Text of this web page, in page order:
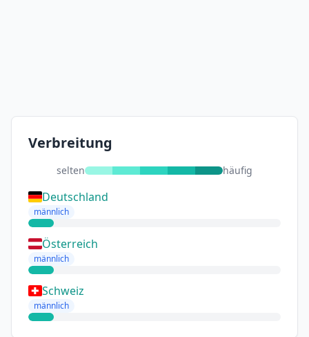
Verbreitung
selten häufig
Deutschland
männlich
Österreich
männlich
Schweiz
männlich